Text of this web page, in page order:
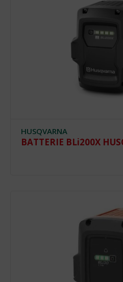
HUSQVARNA
BATTERIE BLi200X